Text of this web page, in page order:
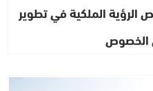
الملكية في تطوير
الخصوص